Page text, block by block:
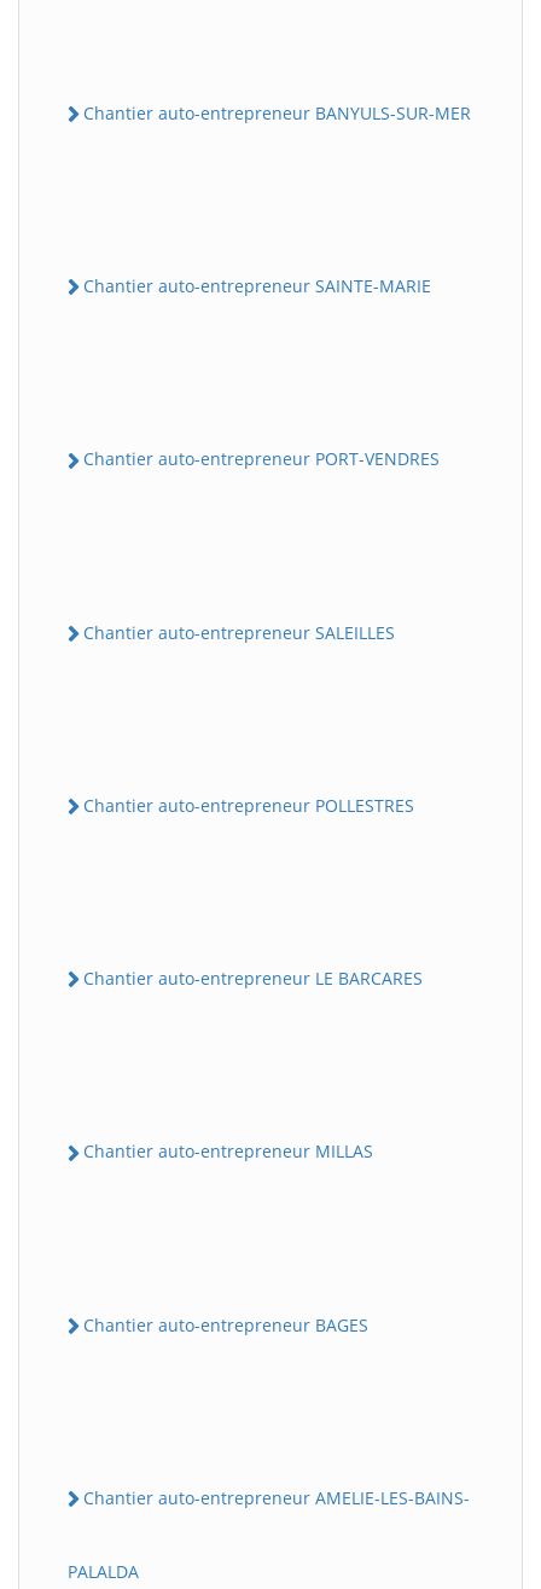
Chantier auto-entrepreneur BANYULS-SUR-MER
Chantier auto-entrepreneur SAINTE-MARIE
Chantier auto-entrepreneur PORT-VENDRES
Chantier auto-entrepreneur SALEILLES
Chantier auto-entrepreneur POLLESTRES
Chantier auto-entrepreneur LE BARCARES
Chantier auto-entrepreneur MILLAS
Chantier auto-entrepreneur BAGES
Chantier auto-entrepreneur AMELIE-LES-BAINS-
PALALDA